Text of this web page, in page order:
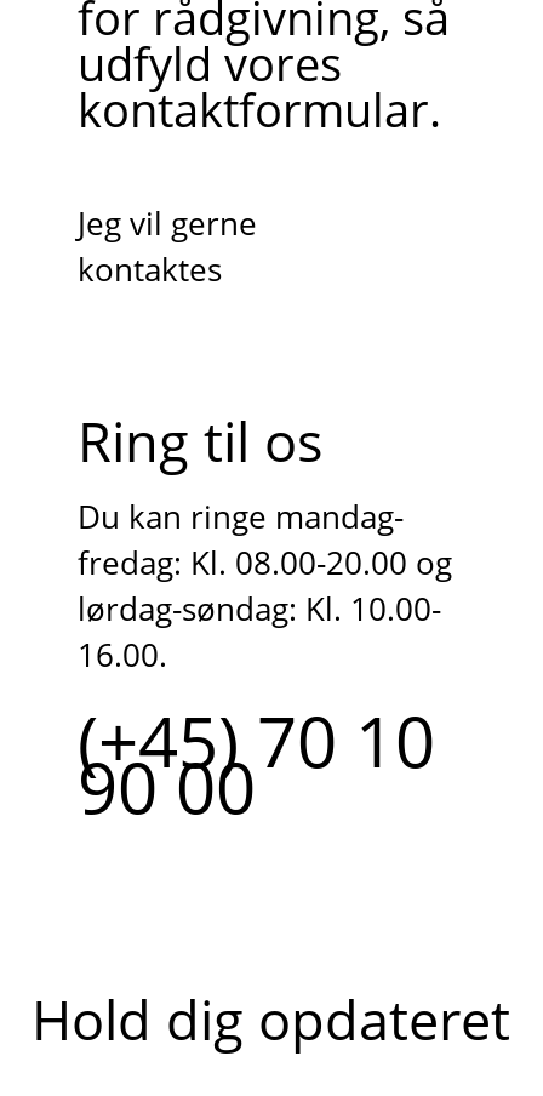
for rådgivning, så
udfyld vores
kontaktformular.
Jeg vil gerne
kontaktes
Ring til os
Du kan ringe mandag-
fredag: Kl. 08.00-20.00 og
lørdag-søndag: Kl. 10.00-
16.00.
(+45) 70 10
90 00
Hold dig opdateret